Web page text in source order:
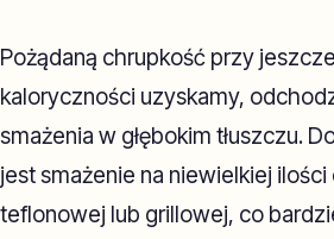
Pożądaną chrupkość przy
kaloryczności uzyskamy,
smażenia w głębokim tłuszczu.
jest smażenie na niewielkiej ilości
teflonowej lub grillowej, co